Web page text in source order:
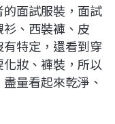
面試服裝，面試
、西裝褲、皮
特定，還看到穿
妝、褲裝，所以
量看起來乾淨、